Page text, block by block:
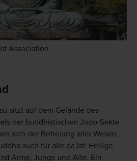
Association
sitzt auf dem Gelände des
der buddhistischen Jodo-Sekte.
sich der Befreiung aller Wesen,
auch für alle da ist: Heilige
Arme, Junge und Alte. Ein